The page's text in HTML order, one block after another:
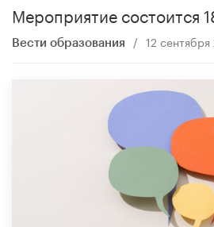
Мероприятие состоится
Вести образования / 12